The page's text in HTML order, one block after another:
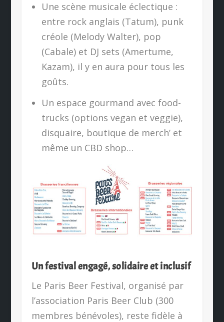
Une scène musicale éclectique :
entre rock anglais (Tatum), punk
créole (Melody Walter), pop
(Cabale) et DJ sets (Amertume,
Kazam), il y en aura pour tous les
goûts.
Un espace gourmand avec food-
trucks (options vegan et veggie),
disquaire, boutique de merch’ et
même un CBD shop…
Un festival engagé, solidaire et inclusif
Le Paris Beer Festival, organisé par
l’association Paris Beer Club (300
membres bénévoles), reste fidèle à